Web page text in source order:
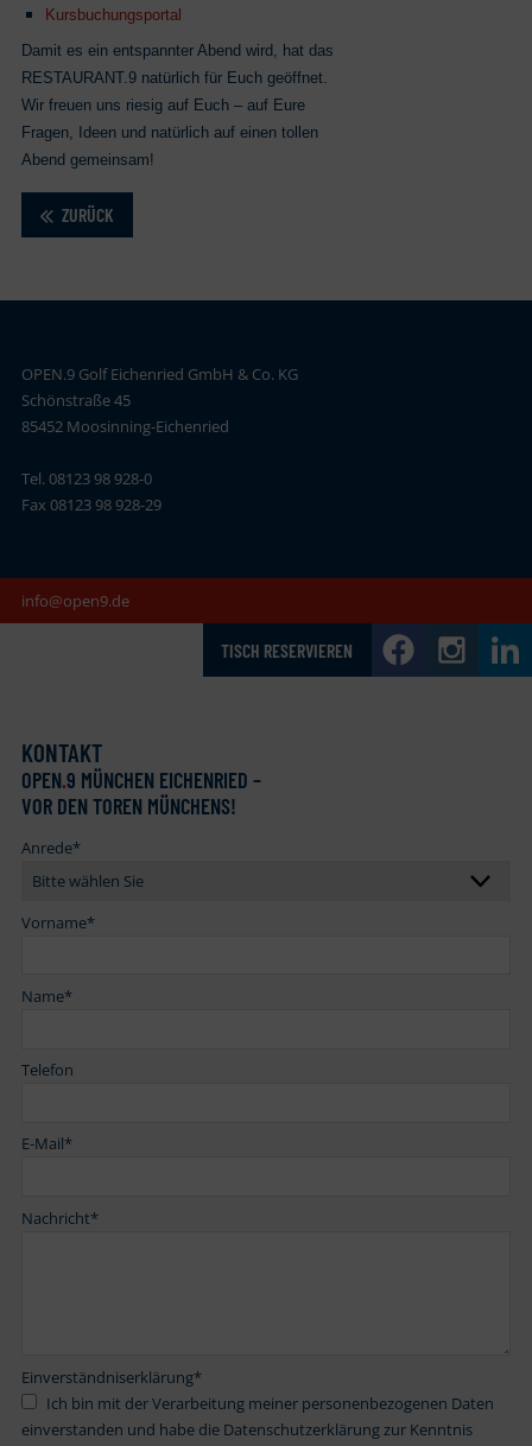
Kursbuchungsportal
Damit es ein entspannter Abend wird, hat das
RESTAURANT.9 natürlich für Euch geöffnet.
Wir freuen uns riesig auf Euch – auf Eure
Fragen, Ideen und natürlich auf einen tollen
Abend gemeinsam!
ZURÜCK
OPEN.9 Golf Eichenried GmbH & Co. KG
Schönstraße 45
85452 Moosinning-Eichenried
Tel. 08123 98 928-0
Fax 08123 98 928-29
info@open9.de
TISCH RESERVIEREN
KONTAKT
OPEN.9 MÜNCHEN EICHENRIED –
VOR DEN TOREN MÜNCHENS!
Anrede*
Vorname*
Name*
Telefon
E-Mail*
Nachricht*
Einverständniserklärung*
einverstanden und habe die Datenschutzerklärung zur Kenntnis